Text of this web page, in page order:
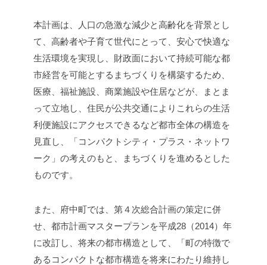
本計画は、人口の急激な減少と高齢化を背景とし
て、高齢者や子育て世代にとって、安心で快適な
生活環境を実現し、財政面において持続可能な都
市経営を可能とするまちづくりを構築するため、
医療、福祉施設、商業施設や住居などが、まとま
って立地し、住民が公共交通によりこれらの生活
利便施設にアクセスできるなど都市全体の構造を
見直し、「コンパクトシティ・プラス・ネットワ
ーク」の考えのもと、まちづくりを進めるとした
ものです。
また、府中町では、第４次総合計画の策定に併
せ、都市計画マスタープランを平成28（2014）年
に改訂し、将来の都市構造として、「町の特徴で
あるコンパクトな都市構造を将来にわたり維持し